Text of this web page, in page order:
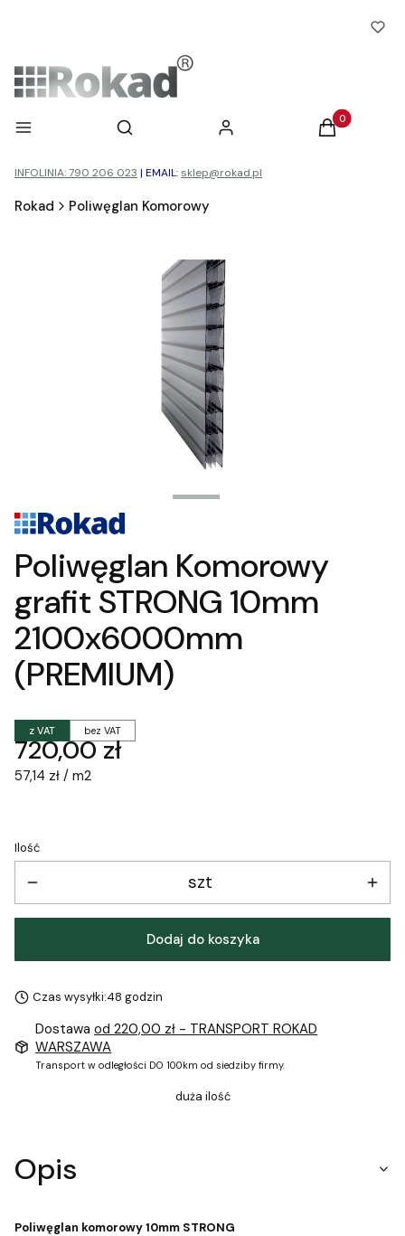
Menu Otwórz wyszukiwarkę
Szukaj Zaloguj się Produkty w
Koszyk
INFOLINIA: 790 206 023 | EMAIL: sklep@rokad.pl
Rokad Poliwęglan Komorowy
Poliwęglan Komorowy
grafit STRONG 10mm
2100x6000mm
(PREMIUM)
z VAT bez VAT
Cena
720,00 zł
57,14 zł / m2
Ilość
szt
Dodaj do koszyka
Czas wysyłki:48 godzin
Dostawaod 220,00 zł - TRANSPORT ROKAD
WARSZAWA
Transport w odległości DO 100km od siedziby firmy.
duża ilość
Opis
Poliwęglan komorowy 10mm STRONG